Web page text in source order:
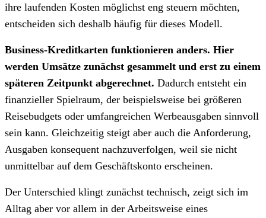
ihre laufenden Kosten möglichst eng steuern möchten,
entscheiden sich deshalb häufig für dieses Modell.
Business-Kreditkarten funktionieren anders. Hier
werden Umsätze zunächst gesammelt und erst zu einem
späteren Zeitpunkt abgerechnet. Dadurch entsteht ein
finanzieller Spielraum, der beispielsweise bei größeren
Reisebudgets oder umfangreichen Werbeausgaben sinnvoll
sein kann. Gleichzeitig steigt aber auch die Anforderung,
Ausgaben konsequent nachzuverfolgen, weil sie nicht
unmittelbar auf dem Geschäftskonto erscheinen.
Der Unterschied klingt zunächst technisch, zeigt sich im
Alltag aber vor allem in der Arbeitsweise eines